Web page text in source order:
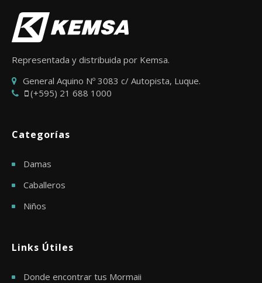
Representada y distribuida por Kemsa.
General Aquino Nº 3083 c/ Autopista, Luque.
(+595) 21 688 1000
Categorías
Damas
Caballeros
Niños
Links Útiles
Donde encontrar tus Mormaii